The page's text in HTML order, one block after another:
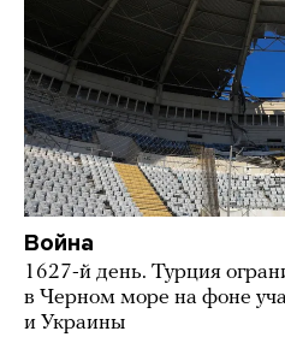
Война
1627-й день. Турция
в Черном море на фоне
и Украины